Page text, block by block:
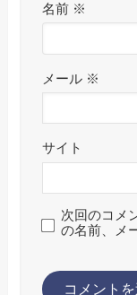
名前 ※
メール ※
サイト
次回のコメ
の名前、メ